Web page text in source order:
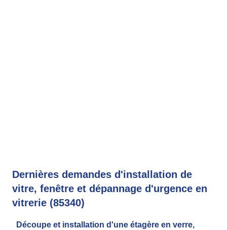
Dernières demandes d'installation de
vitre, fenêtre et dépannage d'urgence en
vitrerie (85340)
Découpe et installation d'une étagère en verre,